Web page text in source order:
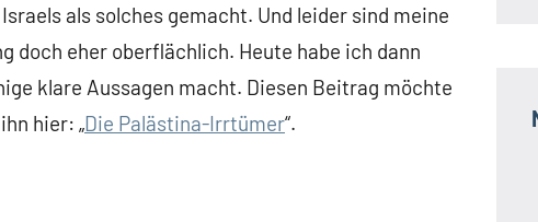
als solches gemacht. Und leider sind meine
doch eher oberflächlich. Heute habe ich dann
klare Aussagen macht. Diesen Beitrag möchte
hier: „Die Palästina-Irrtümer“.